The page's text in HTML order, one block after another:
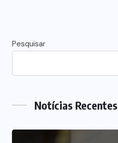
Pesquisar
Notícias Recentes